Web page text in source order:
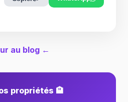
← Retour au blog
🏨 Gérez vos propriétés